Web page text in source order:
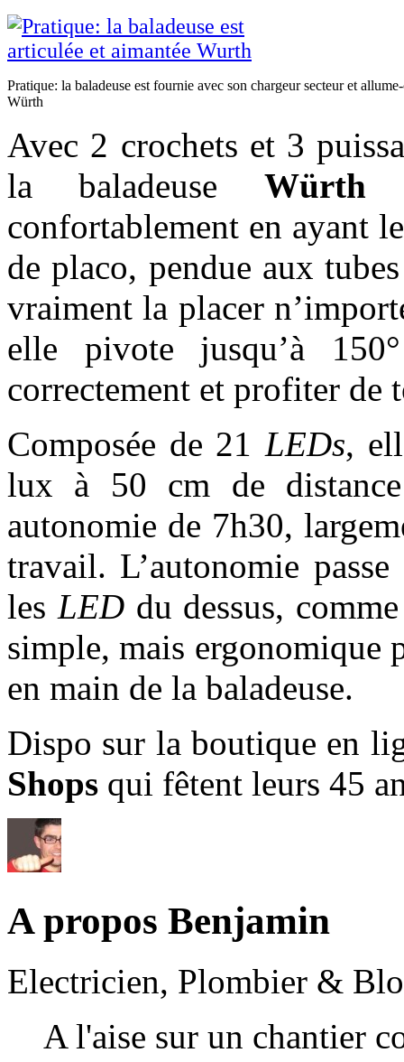
Pratique: la baladeuse est fournie avec son chargeur secteur et
Würth
Avec 2 crochets et 3
la baladeuse Würth
confortablement en ayant
de placo, pendue aux
vraiment la placer
elle pivote jusqu’à
correctement et profiter de
Composée de 21 LEDs,
lux à 50 cm de
autonomie de 7h30,
travail. L’autonomie
les LEDdu dessus,
simple, mais ergonomique
en main de la baladeuse.
Dispo sur la boutique en
Shops qui fêtent leurs 45
A propos Benjamin
Electricien, Plombier &
A l'aise sur un chantier